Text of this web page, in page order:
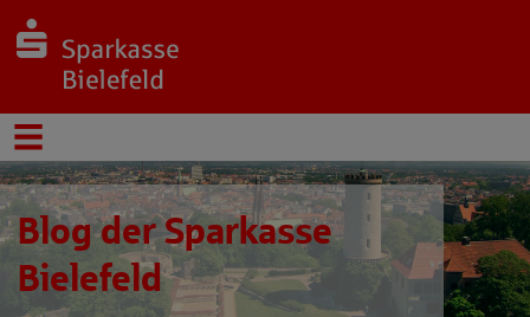
Blog der Sparkasse
Bielefeld